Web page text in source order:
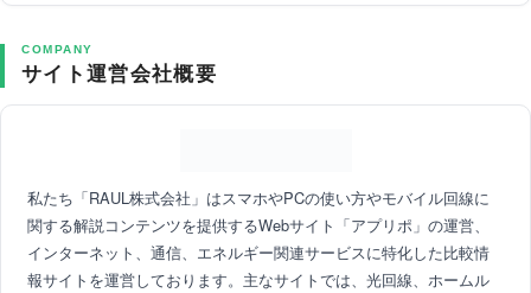
COMPANY
サイト運営会社概要
私たち「RAUL株式会社」はスマホやPCの使い方やモバイル回線に
関する解説コンテンツを提供するWebサイト「アプリポ」の運営、
インターネット、通信、エネルギー関連サービスに特化した比較情
報サイトを運営しております。主なサイトでは、光回線、ホームル